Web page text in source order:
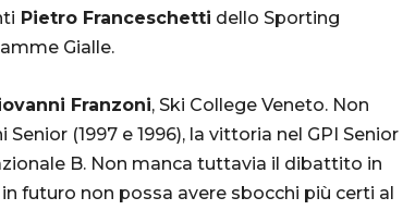
Pietro Franceschetti dello Sporting
Gialle.
Franzoni, Ski College Veneto. Non
(1997 e 1996), la vittoria nel GPI Senior
B. Non manca tuttavia il dibattito in
futuro non possa avere sbocchi più certi al